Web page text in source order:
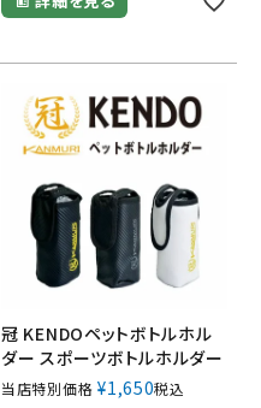
冠 KENDOペットボトルホル
ダー スポーツボトルホルダー
当店特別価格 ¥1,650税込